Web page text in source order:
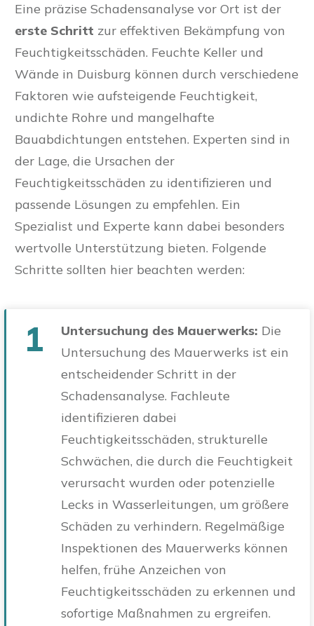
Eine präzise Schadensanalyse vor Ort ist der
erste Schritt zur effektiven Bekämpfung von
Feuchtigkeitsschäden. Feuchte Keller und
Wände in Duisburg können durch verschiedene
Faktoren wie aufsteigende Feuchtigkeit,
undichte Rohre und mangelhafte
Bauabdichtungen entstehen. Experten sind in
der Lage, die Ursachen der
Feuchtigkeitsschäden zu identifizieren und
passende Lösungen zu empfehlen. Ein
Spezialist und Experte kann dabei besonders
wertvolle Unterstützung bieten. Folgende
Schritte sollten hier beachten werden:
1 Untersuchung des Mauerwerks: Die
Untersuchung des Mauerwerks ist ein
entscheidender Schritt in der
Schadensanalyse. Fachleute
identifizieren dabei
Feuchtigkeitsschäden, strukturelle
Schwächen, die durch die Feuchtigkeit
verursacht wurden oder potenzielle
Lecks in Wasserleitungen, um größere
Schäden zu verhindern. Regelmäßige
Inspektionen des Mauerwerks können
helfen, frühe Anzeichen von
Feuchtigkeitsschäden zu erkennen und
sofortige Maßnahmen zu ergreifen.